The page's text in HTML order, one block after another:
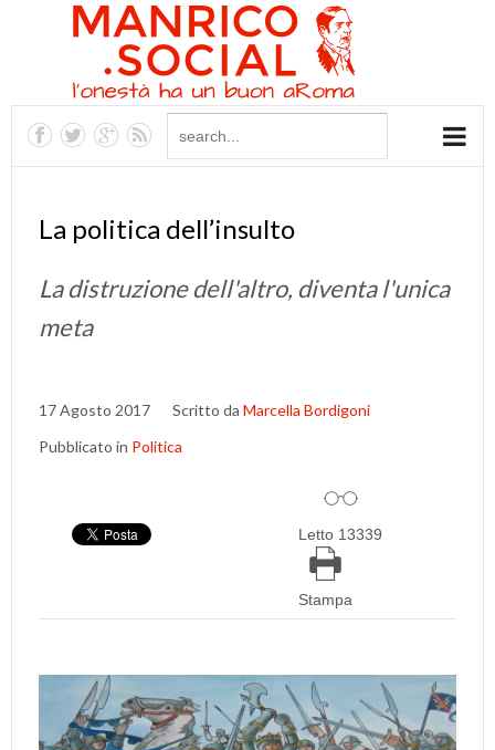
La politica dell’insulto
La distruzione dell'altro, diventa l'unica
meta
17 Agosto 2017 Scritto da Marcella Bordigoni
Pubblicato in Politica
Letto 13339
Stampa